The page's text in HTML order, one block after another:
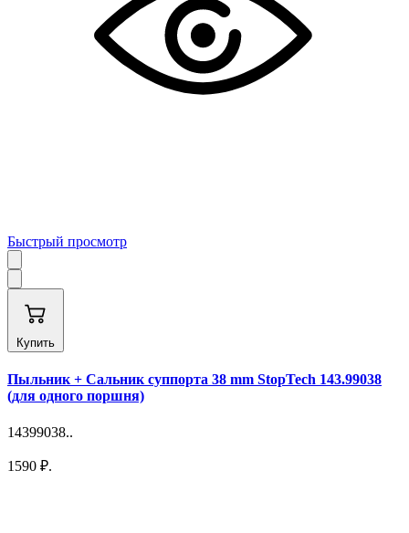
Быстрый просмотр
Купить
Пыльник + Сальник суппорта 38 mm StopTech 143.99038
(для одного поршня)
14399038..
1590 ₽.